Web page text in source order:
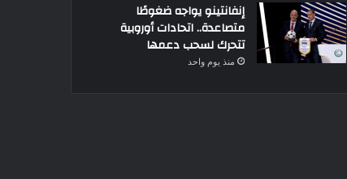
إنفانتينو يواجه ضغوطًا
متصاعدة.. اتحادات أوروبية
تتحرك لسحب دعمها
منذ يوم واحد